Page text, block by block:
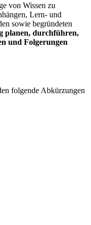
von Wissen zu
Lern- und
sowie begründeten
planen, durchführen,
und Folgerungen
folgende Abkürzungen